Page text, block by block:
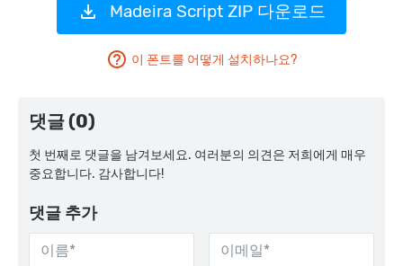
Madeira Script ZIP 다운로드
이 폰트를 어떻게 설치하나요?
댓글 (0)
첫 번째로 댓글을 남겨보세요. 여러분의 의견은 저희에게 매우
중요합니다. 감사합니다!
댓글 추가